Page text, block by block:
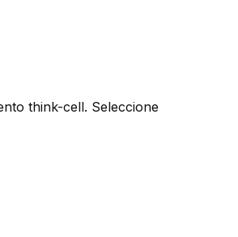
think-cell. Seleccione